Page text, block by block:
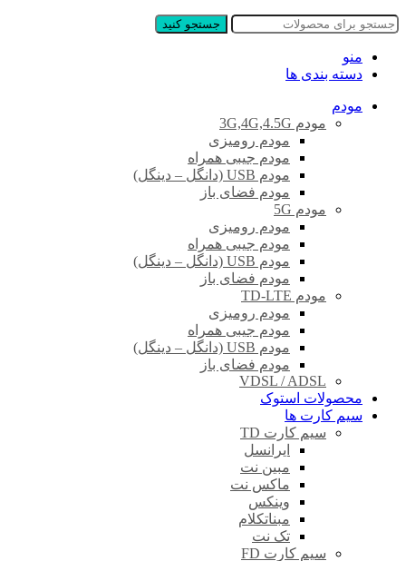
جستجو کنید
منو
دسته بندی ها
مودم
مودم 3G,4G,4.5G
مودم رومیزی
مودم جیبی همراه
مودم USB (دانگل – دینگل)
مودم فضای باز
مودم 5G
مودم رومیزی
مودم جیبی همراه
مودم USB (دانگل – دینگل)
مودم فضای باز
مودم TD-LTE
مودم رومیزی
مودم جیبی همراه
مودم USB (دانگل – دینگل)
مودم فضای باز
VDSL / ADSL
محصولات استوک
سیم کارت ها
سیم کارت TD
ایرانسل
مبین نت
ماکس نت
وینکس
مبناتکلام
تک نت
سیم کارت FD